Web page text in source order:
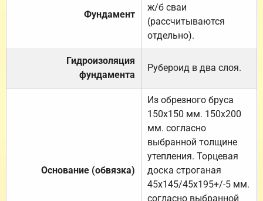
Фундамент
ж/б сваи
(рассчитываются
отдельно).
Гидроизоляция
фундамента
Рубероид в два слоя.
Основание (обвязка)
Из обрезного бруса
150х150 мм. 150х200
мм. согласно
выбранной толщине
утепления. Торцевая
доска строганая
45х145/45х195+/-5 мм.
согласно выбранной